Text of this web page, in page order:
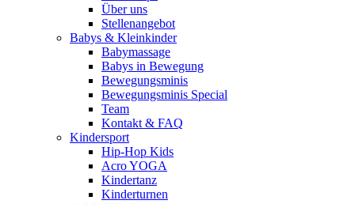
Über uns
Stellenangebot
Babys & Kleinkinder
Babymassage
Babys in Bewegung
Bewegungsminis
Bewegungsminis Special
Team
Kontakt & FAQ
Kindersport
Hip-Hop Kids
Acro YOGA
Kindertanz
Kinderturnen